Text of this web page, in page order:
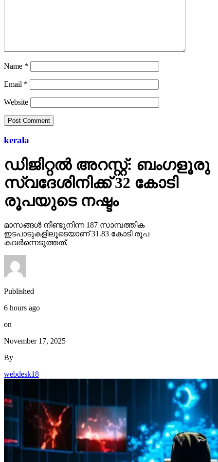
Name *
Email *
Website
kerala
ഡിജിറ്റല്‍ അറസ്റ്റ്: ബംഗളൂരു
സ്വദേശിനിക്ക് 32 കോടി
രൂപയുടെ നഷ്ടം
മാസങ്ങള്‍ നീണ്ടുനിന്ന 187 സാമ്പത്തിക
ഇടപാടുകളിലൂടെയാണ് 31.83 കോടി രൂപ
കവര്‍ന്നെടുത്തത്.
Published
6 hours ago
on
November 17, 2025
By
webdesk18